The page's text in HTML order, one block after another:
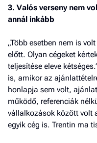
3. Valós verseny nem
annál inkább
„Több esetben nem is
előtt. Olyan cégeket
teljesítése eleve
is, amikor az
honlapja sem volt,
működő, referenciák
vállalkozások között volt
egyik cég is. Trentin ma